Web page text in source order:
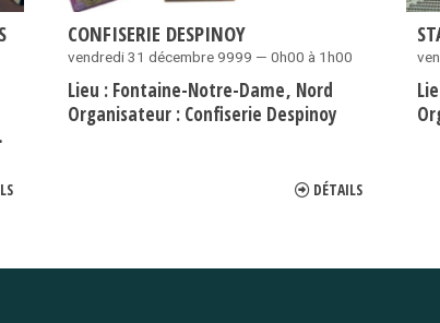
CONFISERIE DESPINOY
vendredi 31 décembre 9999 — 0h00 à 1h00
Lieu : Fontaine-Notre-Dame Nord
Organisateur : Confiserie Despinoy
DÉTAILS